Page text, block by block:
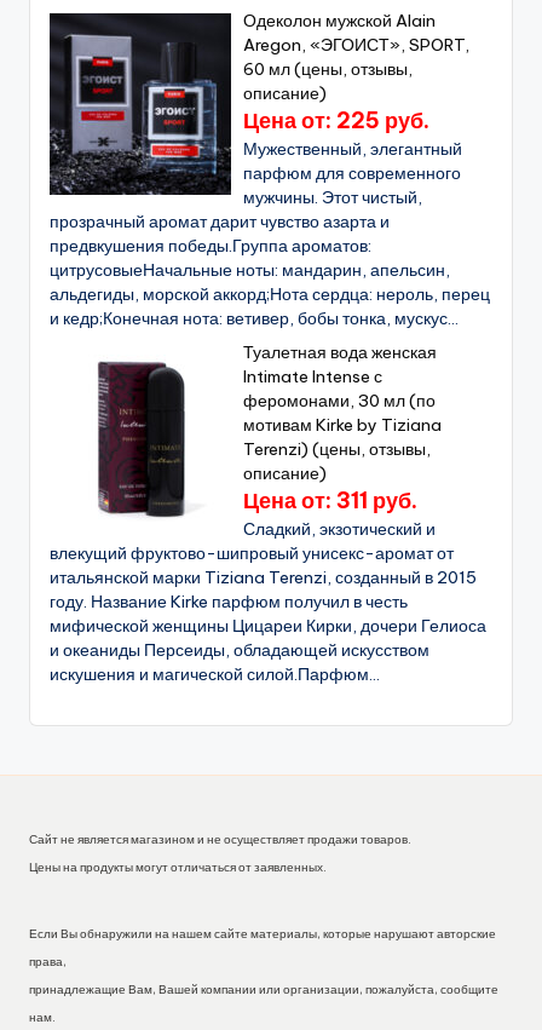
Одеколон мужской Alain
Aregon, «ЭГОИСТ», SPORT,
60 мл (цены, отзывы,
описание)
Цена от: 225 руб.
Мужественный, элегантный
парфюм для современного
мужчины. Этот чистый,
прозрачный аромат дарит чувство азарта и
предвкушения победы.Группа ароматов:
цитрусовыеНачальные ноты: мандарин, апельсин,
альдегиды, морской аккорд;Нота сердца: нероль, перец
и кедр;Конечная нота: ветивер, бобы тонка, мускус...
Туалетная вода женская
Intimate Intense с
феромонами, 30 мл (по
мотивам Kirke by Tiziana
Terenzi) (цены, отзывы,
описание)
Цена от: 311 руб.
Сладкий, экзотический и
влекущий фруктово-шипровый унисекс-аромат от
итальянской марки Tiziana Terenzi, созданный в 2015
году. Название Kirke парфюм получил в честь
мифической женщины Цицареи Кирки, дочери Гелиоса
и океаниды Персеиды, обладающей искусством
искушения и магической силой.Парфюм...
Сайт не является магазином и не осуществляет продажи товаров.
Цены на продукты могут отличаться от заявленных.
Если Вы обнаружили на нашем сайте материалы, которые нарушают авторские
права,
принадлежащие Вам, Вашей компании или организации, пожалуйста, сообщите
нам.